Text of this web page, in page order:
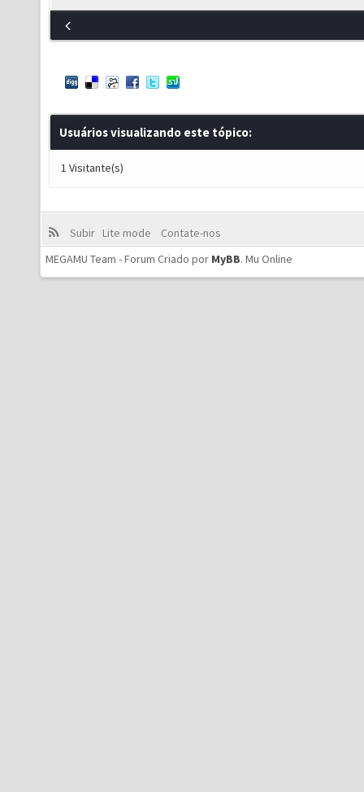
Usuários visualizando este tópico:
1 Visitante(s)
Subir Lite mode
Contate-nos
MEGAMU Team - Forum Criado por MyBB. Mu Online